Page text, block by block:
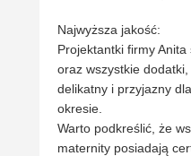
Najwyższa jakość:
Projektantki firmy
oraz wszystkie
delikatny i przyjazny
okresie.
Warto podkreślić, że
maternity posiadają